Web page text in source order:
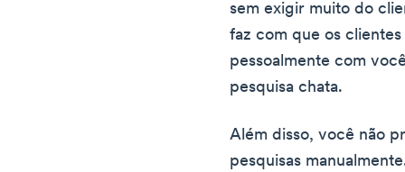
sem exigir muito do
faz com que os
pessoalmente com
pesquisa chata.
Além disso, você não
pesquisas